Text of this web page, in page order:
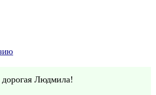
дорогая Людмила!